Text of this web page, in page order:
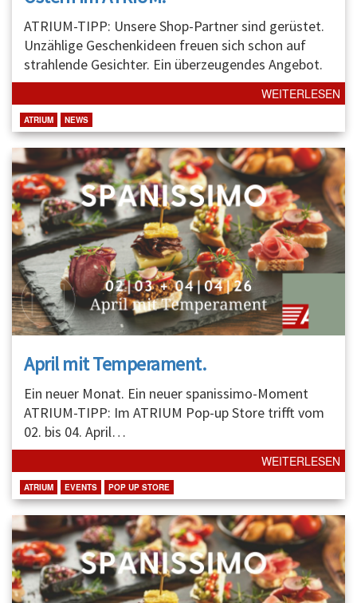
ATRIUM-TIPP: Unsere Shop-Partner sind gerüstet.
Unzählige Geschenkideen freuen sich schon auf
strahlende Gesichter. Ein überzeugendes Angebot.
WEITERLESEN
ATRIUM NEWS
April mit Temperament.
Ein neuer Monat. Ein neuer spanissimo-Moment
ATRIUM-TIPP: Im ATRIUM Pop-up Store trifft vom
02. bis 04. April…
WEITERLESEN
ATRIUM EVENTS POP UP STORE